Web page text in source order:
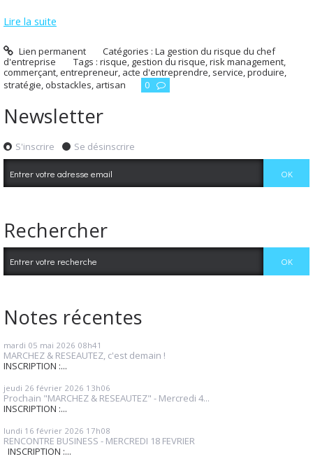
Lire la suite
Lien permanent Catégories :La gestion du risque du chef
d'entreprise
Tags : risque, gestion du risque,risk management,
commerçant,entrepreneur, acte d'entreprendre, service,produire,
stratégie, obstackles, artisan 0
Newsletter
S'inscrire Se désinscrire
Rechercher
Notes récentes
mardi 05 mai 2026 08h41
MARCHEZ & RESEAUTEZ, c'est demain !
INSCRIPTION :...
jeudi 26 février 2026 13h06
Prochain "MARCHEZ & RESEAUTEZ" - Mercredi 4...
INSCRIPTION :...
lundi 16 février 2026 17h08
RENCONTRE BUSINESS - MERCREDI 18 FEVRIER
INSCRIPTION :...